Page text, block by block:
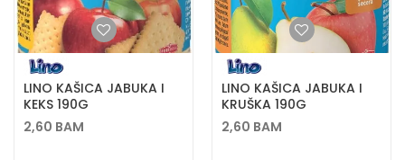
LINO KAŠICA JABUKA I
KEKS 190G
2,60 BAM
LINO KAŠICA JABUKA I
KRUŠKA 190G
2,60 BAM